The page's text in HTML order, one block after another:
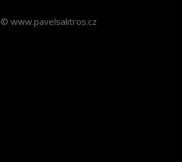
© www.pavelsalitros.cz